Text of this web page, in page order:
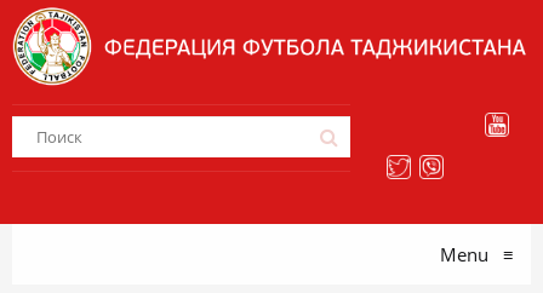
Menu ≡